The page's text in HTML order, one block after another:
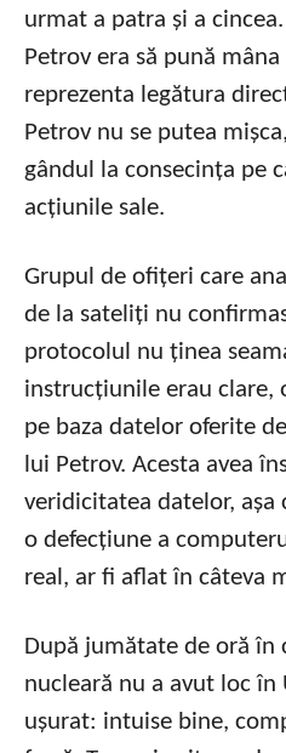
urmat a patra și a
Petrov era să pună
reprezenta legătura
Petrov nu se putea
gândul la consecința pe
acțiunile sale.
Grupul de ofițeri care
de la sateliți nu
protocolul nu ținea
instrucțiunile erau clare,
pe baza datelor oferite
lui Petrov. Acesta avea
veridicitatea datelor, așa
o defecțiune a
real, ar fi aflat în câteva
După jumătate de oră în
nucleară nu a avut loc în
ușurat: intuise bine,